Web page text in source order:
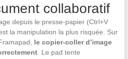
collaboratif
depuis le presse-papier (Ctrl+V
la manipulation la plus risquée. Sur
le copier-coller d’image
. Le pad tente